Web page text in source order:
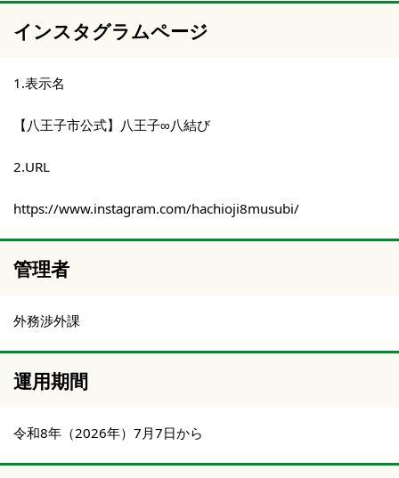
インスタグラムページ
1.表示名
【八王子市公式】八王子∞八結び
2.URL
https://www.instagram.com/hachioji8musubi/
管理者
外務渉外課
運用期間
令和8年（2026年）7月7日から